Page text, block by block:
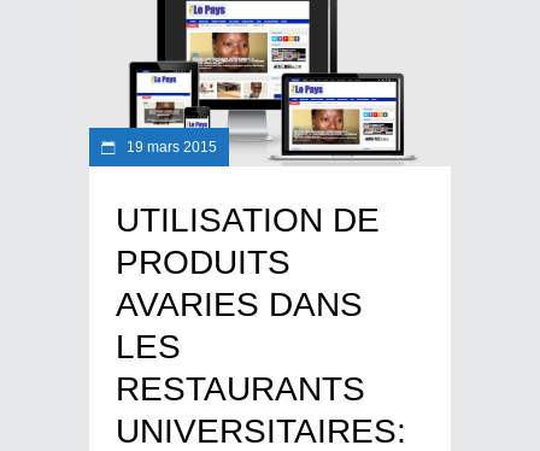
19 mars 2015
UTILISATION DE
PRODUITS
AVARIES DANS
LES
RESTAURANTS
UNIVERSITAIRES: